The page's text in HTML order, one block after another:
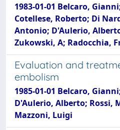
1983-01-01 Belcaro,
Cotellese, Roberto; Di
Antonio; D'Aulerio,
Zukowski, A; Radocchia,
Evaluation and
embolism
1985-01-01 Belcaro,
D'Aulerio, Alberto; Rossi,
Mazzoni, Luigi